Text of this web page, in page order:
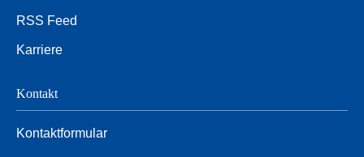
RSS Feed
Karriere
Kontakt
Kontaktformular